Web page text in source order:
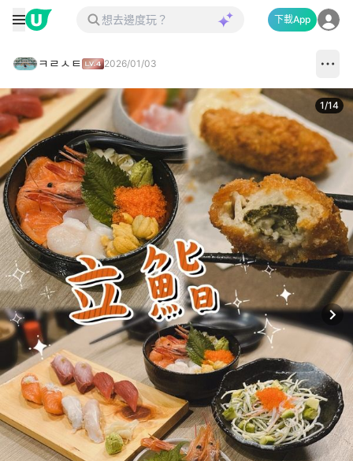
下載App
ㅋㄹㅅㅌ 2026/01/03
1/14